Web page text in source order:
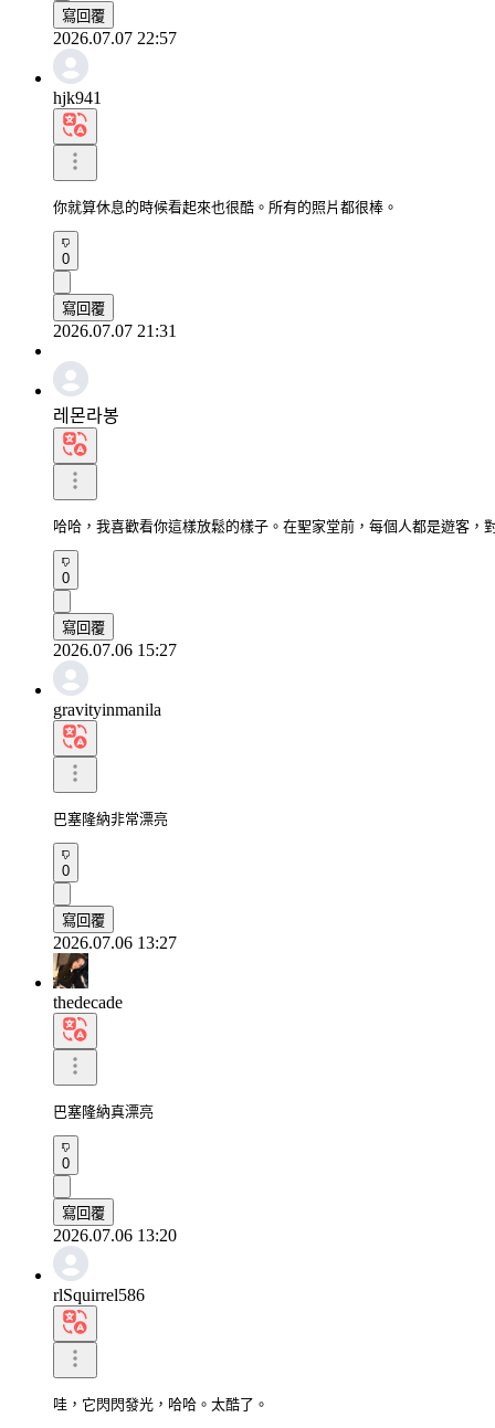
寫回覆
2026.07.07 22:57
hjk941
你就算休息的時候看起來也很酷。所有的照片都很棒。
0
寫回覆
2026.07.07 21:31
레몬라봉
哈哈，我喜歡看你這樣放鬆的樣子。在聖家堂前，每個人都是遊客，
0
寫回覆
2026.07.06 15:27
gravityinmanila
巴塞隆納非常漂亮
0
寫回覆
2026.07.06 13:27
thedecade
巴塞隆納真漂亮
0
寫回覆
2026.07.06 13:20
rlSquirrel586
哇，它閃閃發光，哈哈。太酷了。